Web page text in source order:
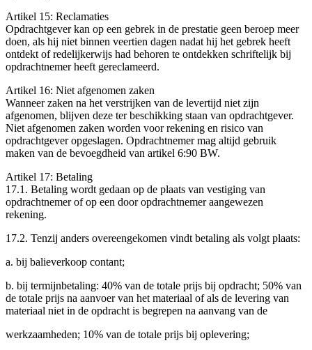
Artikel 15: Reclamaties
Opdrachtgever kan op een gebrek in de prestatie geen beroep meer
doen, als hij niet binnen veertien dagen nadat hij het gebrek heeft
ontdekt of redelijkerwijs had behoren te ontdekken schriftelijk bij
opdrachtnemer heeft gereclameerd.
Artikel 16: Niet afgenomen zaken
Wanneer zaken na het verstrijken van de levertijd niet zijn
afgenomen, blijven deze ter beschikking staan van opdrachtgever.
Niet afgenomen zaken worden voor rekening en risico van
opdrachtgever opgeslagen. Opdrachtnemer mag altijd gebruik
maken van de bevoegdheid van artikel 6:90 BW.
Artikel 17: Betaling
17.1. Betaling wordt gedaan op de plaats van vestiging van
opdrachtnemer of op een door opdrachtnemer aangewezen
rekening.
17.2. Tenzij anders overeengekomen vindt betaling als volgt plaats:
a. bij balieverkoop contant;
b. bij termijnbetaling: ­40% van de totale prijs bij opdracht; ­50% van
de totale prijs na aanvoer van het materiaal of als de levering van
materiaal niet in de opdracht is begrepen na aanvang van de
werkzaamheden; ­10% van de totale prijs bij oplevering;